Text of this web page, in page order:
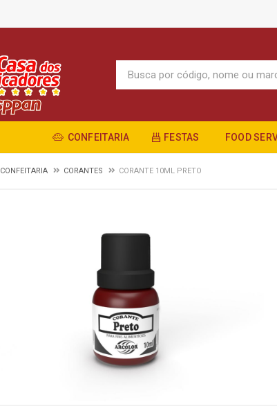
CONFEITARIA FESTAS FOOD
CONFEITARIA CORANTES CORANTE 10ML PRETO